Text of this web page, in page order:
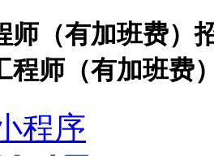
师（有加班费）
程师（有加班费
程序